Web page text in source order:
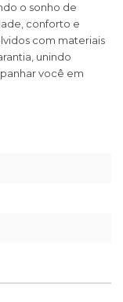
o sonho de
conforto e
com materiais
unindo
você em